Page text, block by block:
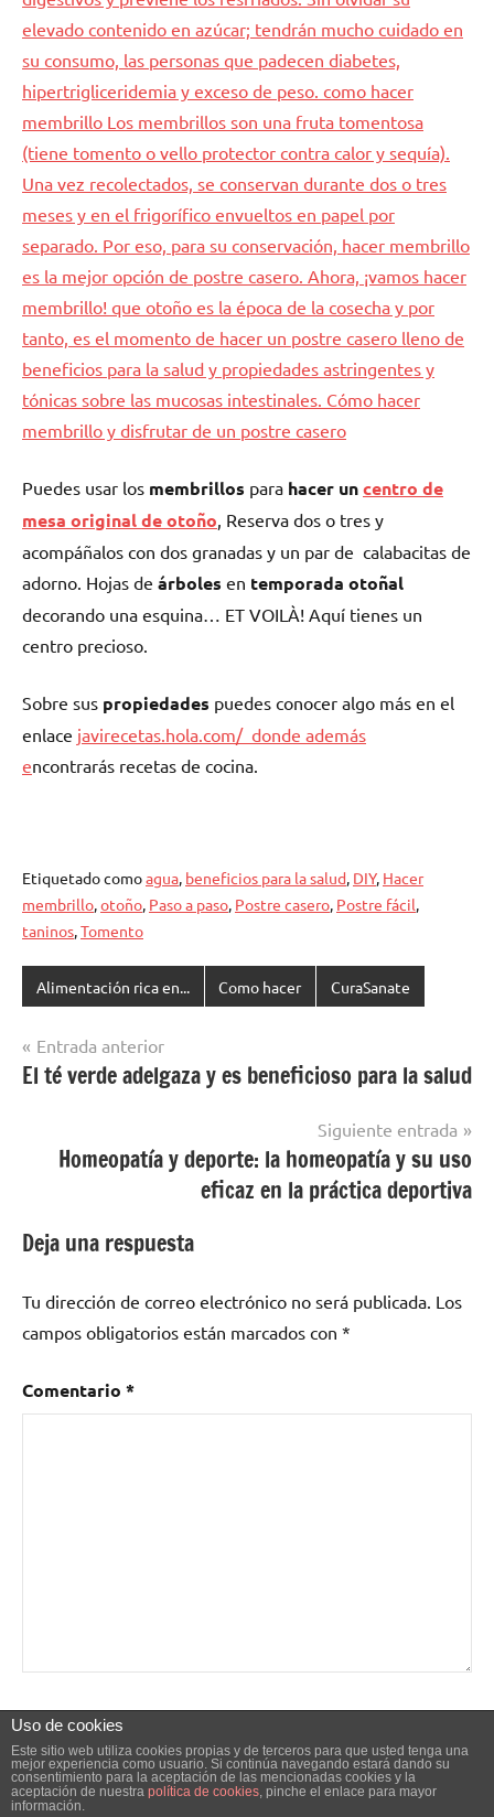
Puedes usar los membrillos para hacer uncentro de
mesa original de otoño, Reserva dos o tres y
acompáñalos con dos granadas y un par de calabacitas de
adorno. Hojas de árboles en temporada otoñal
decorando una esquina… ET VOILÀ! Aquí tienes un
centro precioso.
Sobre sus propiedades puedes conocer algo más en el
enlace javirecetas.hola.com/ donde además
encontrarás recetas de cocina.
Etiquetado comoagua, beneficios para la salud, DIY, Hacer
membrillo,otoño, Paso a paso, Postre casero, Postre fácil,
taninos,Tomento
Alimentación rica en... Como hacer CuraSanate
Navegación
de
Entrada anterior
El té verde adelgaza y es beneficioso para la salud
Siguiente entrada
Homeopatía y deporte: la homeopatía y su uso
eficaz en la práctica deportiva
Deja una respuesta
Tu dirección de correo electrónico no será publicada. Los
campos obligatorios están marcados con *
Comentario *
Nombre*
Uso de cookies
Este sitio web utiliza cookies propias y de terceros para que usted tenga una
mejor experiencia como usuario. Si continúa navegando estará dando su
consentimiento para la aceptación de las mencionadas cookies y la
aceptación de nuestra política de cookies, pinche el enlace para mayor
información.